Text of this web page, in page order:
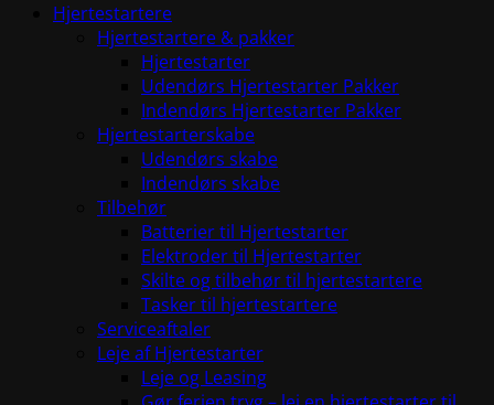
Hjertestartere
Hjertestartere & pakker
Hjertestarter
Udendørs Hjertestarter Pakker
Indendørs Hjertestarter Pakker
Hjertestarterskabe
Udendørs skabe
Indendørs skabe
Tilbehør
Batterier til Hjertestarter
Elektroder til Hjertestarter
Skilte og tilbehør til hjertestartere
Tasker til hjertestartere
Serviceaftaler
Leje af Hjertestarter
Leje og Leasing